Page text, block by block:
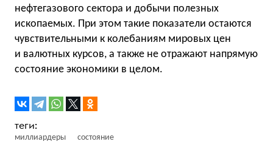
нефтегазового сектора и добычи полезных
ископаемых. При этом такие показатели остаются
чувствительными к колебаниям мировых цен
и валютных курсов, а также не отражают напрямую
состояние экономики в целом.
миллиардеры состояние